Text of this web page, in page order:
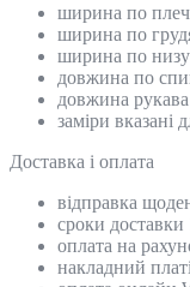
ширина по
ширина по
ширина по
довжина по
довжина
заміри вказані
Доставка і оплата
відправка
сроки доставки
оплата на
накладний